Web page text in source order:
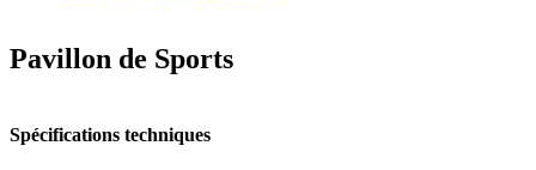
Pavillon de Sports
Spécifications techniques